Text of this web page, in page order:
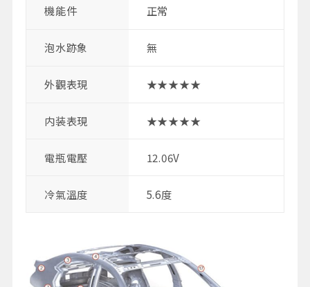
機能件 正常
泡水跡象 無
外觀表現 ★★★★★
内装表現 ★★★★★
電瓶電壓 12.06V
冷氣溫度 5.6度